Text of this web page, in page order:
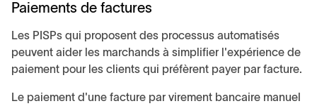
Paiements de factures
Les PISPs qui proposent des processus automatisés
peuvent aider les marchands à simplifier l'expérience de
paiement pour les clients qui préfèrent payer par facture.
Le paiement d'une facture par virement bancaire manuel